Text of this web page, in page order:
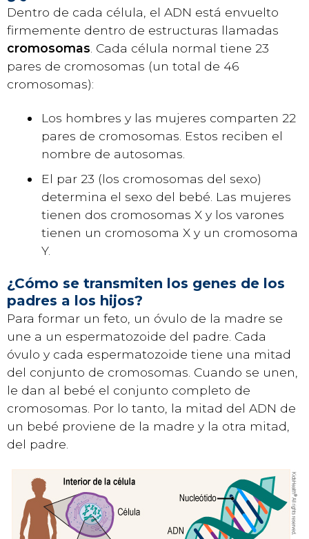
Dentro de cada célula, el ADN está envuelto
firmemente dentro de estructuras llamadas
cromosomas . Cada célula normal tiene 23
pares de cromosomas (un total de 46
cromosomas):
Los hombres y las mujeres comparten 22
pares de cromosomas. Estos reciben el
nombre de autosomas.
El par 23 (los cromosomas del sexo)
determina el sexo del bebé. Las mujeres
tienen dos cromosomas X y los varones
tienen un cromosoma X y un cromosoma
Y.
¿Cómo se transmiten los genes de los
padres a los hijos?
Para formar un feto, un óvulo de la madre se
une a un espermatozoide del padre. Cada
óvulo y cada espermatozoide tiene una mitad
del conjunto de cromosomas. Cuando se unen,
le dan al bebé el conjunto completo de
cromosomas. Por lo tanto, la mitad del ADN de
un bebé proviene de la madre y la otra mitad,
del padre.